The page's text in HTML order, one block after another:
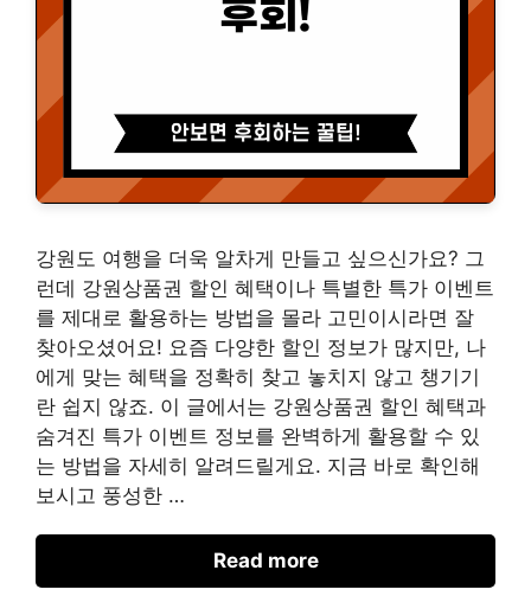
강원도 여행을 더욱 알차게 만들고 싶으신가요? 그
런데 강원상품권 할인 혜택이나 특별한 특가 이벤트
를 제대로 활용하는 방법을 몰라 고민이시라면 잘
찾아오셨어요! 요즘 다양한 할인 정보가 많지만, 나
에게 맞는 혜택을 정확히 찾고 놓치지 않고 챙기기
란 쉽지 않죠. 이 글에서는 강원상품권 할인 혜택과
숨겨진 특가 이벤트 정보를 완벽하게 활용할 수 있
는 방법을 자세히 알려드릴게요. 지금 바로 확인해
보시고 풍성한 …
Read more